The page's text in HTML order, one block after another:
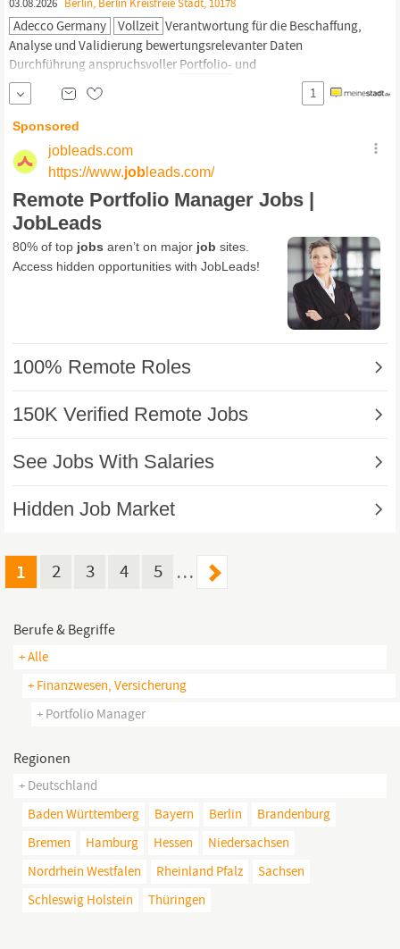
Adecco Germany Vollzeit Verantwortung für die Beschaffung,
Analyse und Validierung bewertungsrelevanter Daten
Durchführung anspruchsvoller Portfolio- und
Immobilienbewertungen für Transaktionen, Finanzierungen und
Bilanzierungszwecke Fachliche Prüfung externer
Bewertungsgutachten sowie Sicherstellung der Einhaltung
relevanter Bewertungsstandards Ansprechpartner
1
1 2 3 4 5 …
Berufe & Begriffe
+ Alle
+ Finanzwesen, Versicherung
+ Portfolio Manager
Regionen
+ Deutschland
Baden Württemberg
Bayern Berlin
Brandenburg
Bremen
Hamburg Hessen
Niedersachsen
Nordrhein Westfalen
Rheinland Pfalz
Sachsen
Schleswig Holstein
Thüringen